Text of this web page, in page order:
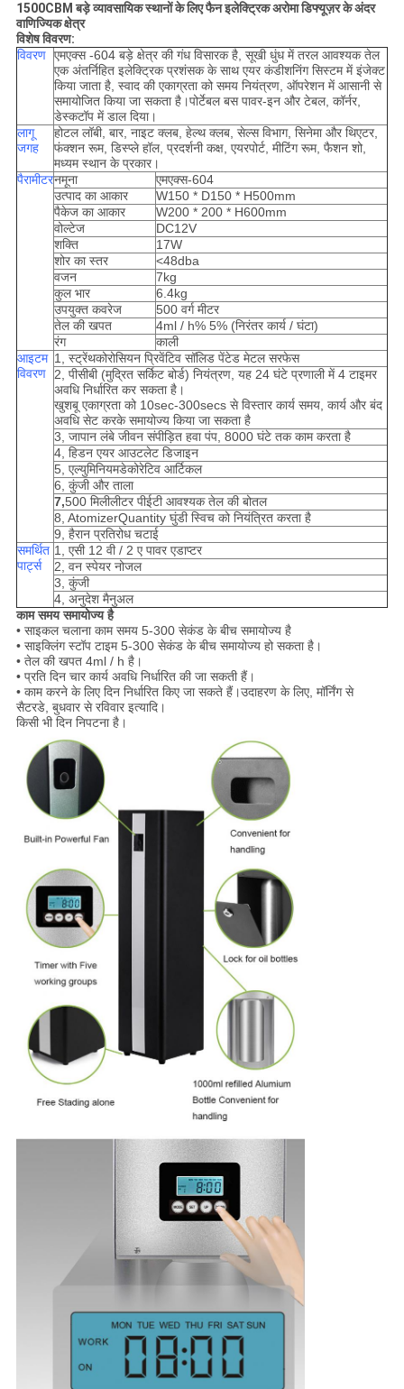
1500CBM बड़े व्यावसायिक स्थानों के लिए फैन इलेक्ट्रिक अरोमा डिफ्यूज़र के अंदर
वाणिज्यिक क्षेत्र
विशेष विवरण:
विवरण एमएक्स -604 बड़े क्षेत्र की गंध विसारक है, सूखी धुंध में तरल आवश्यक तेल
एक अंतर्निहित इलेक्ट्रिक प्रशंसक के साथ एयर कंडीशनिंग सिस्टम में इंजेक्ट
किया जाता है, स्वाद की एकाग्रता को समय नियंत्रण, ऑपरेशन में आसानी से
समायोजित किया जा सकता है।पोर्टेबल बस पावर-इन और टेबल, कॉर्नर,
डेस्कटॉप में डाल दिया।
लागू
जगह
होटल लॉबी, बार, नाइट क्लब, हेल्थ क्लब, सेल्स विभाग, सिनेमा और थिएटर,
फंक्शन रूम, डिस्प्ले हॉल, प्रदर्शनी कक्ष, एयरपोर्ट, मीटिंग रूम, फैशन शो,
मध्यम स्थान के प्रकार।
पैरामीटरनमूना
एमएक्स-604
उत्पाद का आकार
W150 * D150 * H500mm
पैकेज का आकार
W200 * 200 * H600mm
वोल्टेज
DC12V
शक्ति
17W
शोर का स्तर
<48dba
वजन
7kg
कुल भार
6.4kg
उपयुक्त कवरेज
500 वर्ग मीटर
तेल की खपत
4ml / h% 5% (निरंतर कार्य / घंटा)
रंग
काली
आइटम
विवरण
1, स्ट्रेंथकोरोसियन प्रिवेंटिव सॉलिड पेंटेड मेटल सरफेस
2, पीसीबी (मुद्रित सर्किट बोर्ड) नियंत्रण, यह 24 घंटे प्रणाली में 4 टाइमर
अवधि निर्धारित कर सकता है।
खुशबू एकाग्रता को 10sec-300secs से विस्तार कार्य समय, कार्य और बंद
अवधि सेट करके समायोज्य किया जा सकता है
3, जापान लंबे जीवन संपीड़ित हवा पंप, 8000 घंटे तक काम करता है
4, हिडन एयर आउटलेट डिजाइन
5, एल्युमिनियमडेकोरेटिव आर्टिकल
6, कुंजी और ताला
7,500 मिलीलीटर पीईटी आवश्यक तेल की बोतल
8, AtomizerQuantity घुंडी स्विच को नियंत्रित करता है
9, हैरान प्रतिरोध चटाई
समर्थित
पार्ट्स
1, एसी 12 वी / 2 ए पावर एडाप्टर
2, वन स्पेयर नोजल
3, कुंजी
4, अनुदेश मैनुअल
काम समय समायोज्य है
• साइकल चलाना काम समय 5-300 सेकंड के बीच समायोज्य है
• साइक्लिंग स्टॉप टाइम 5-300 सेकंड के बीच समायोज्य हो सकता है।
• तेल की खपत 4ml / h है।
• प्रति दिन चार कार्य अवधि निर्धारित की जा सकती हैं।
• काम करने के लिए दिन निर्धारित किए जा सकते हैं।उदाहरण के लिए, मॉर्निंग से
सैटरडे, बुधवार से रविवार इत्यादि।
किसी भी दिन निपटना है।